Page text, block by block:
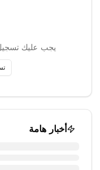
يجب عليك تسجيل
أخبار هامة